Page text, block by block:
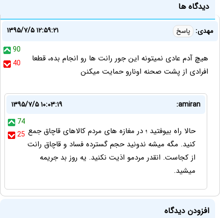
دیدگاه ها
مهدی: پاسخ
۱۳۹۵/۷/۵ ۱۲:۵۹:۲۱
90
40
هیچ آدم عادی نمیتونه این جور رانت ها رو انجام بده، قطعا
افرادی از پشت صحنه اونارو حمایت میکنن
amiran:
۱۳۹۵/۷/۵ ۱۰:۰۳:۱۹
74
25 حالا راه بیوفتید ؛ در مغازه های مردم کالاهای قاچاق جمع
کنید. مگه میشه ندونید حجم گسترده فساد و قاچاق رانت
از کجاست. انقدر مردمو اذیت نکنید. یه روز بد جریمه
میشید.
افزودن دیدگاه